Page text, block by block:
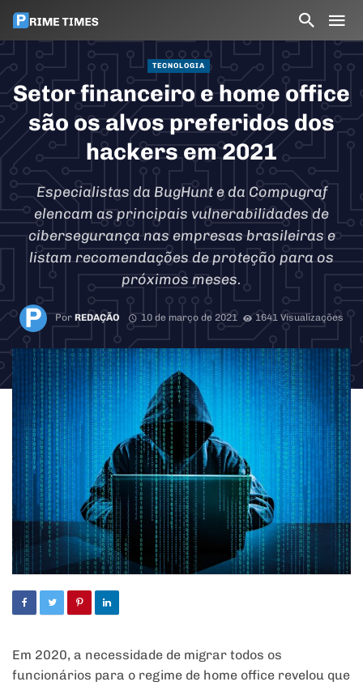
TECNOLOGIA
Setor financeiro e home office
são os alvos preferidos dos
hackers em 2021
Especialistas da BugHunt e da Compugraf
elencam as principais vulnerabilidades de
cibersegurança nas empresas brasileiras e
listam recomendações de proteção para os
próximos meses.
Por REDAÇÃO 10 de março de 2021 1641 Visualizações
Em 2020, a necessidade de migrar todos os
funcionários para o regime de home office revelou que